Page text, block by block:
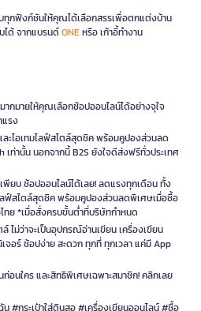
ทุกฟังก์ชันให้คุณได้เลือกสรรเพื่อตกแต่งบ้าน
ได้ จากแบรนด์ONEหรือ เก้าอี้ทำงาน
ากมายให้คุณเลือกช้อปออนไลน์ได้อย่างจุใจ
รง
ะไอเทมไลฟ์สไตล์สุดชิค พร้อมคูปองส่วนลด
เท่านั้น นอกจากนี้ B2S ยังใจดีส่งฟรีทั่วประเทศ
พียบ ช้อปออนไลน์ได้เลย! ลดแรงทุกเดือน ทั้ง
ลฟ์สไตล์สุดชิค พร้อมคูปองส่วนลดพิเศษเมื่อซื้อ
ทย *เมื่อสั่งครบขั้นต่ำที่บริษัทกำหนด
ไม่ว่าจะเป็นอุปกรณ์อ่านเขียน เครื่องเขียน
อร์ ช้อปง่าย สะดวก ทุกที่ ทุกเวลา แค่มี App
ก่อนใคร และสิทธิพิเศษเฉพาะสมาชิก! คลิกเลย
#กระเป๋าใส่ดินสอ #เครื่องเขียนออนไลน์ #ซื้อ